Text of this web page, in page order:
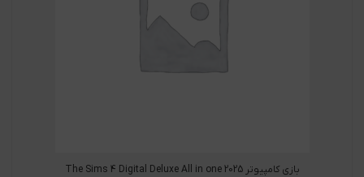
بازی کامپیوتر The Sims 4 Digital Deluxe All in one 2025